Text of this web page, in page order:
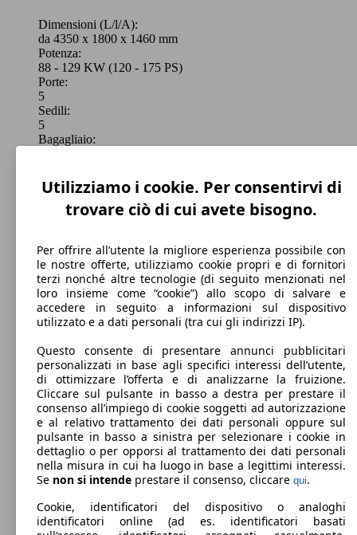
Benzina
Model Version
Giulietta 1.4 t. B-Tech 120cv my18
88 KW
(120 PS)
Ø
l/
Giulietta 1.4 t. Carbon Edition 120cv
88 KW
(120 PS)
Ø
l/
Giulietta 1.4 t. Giulietta 120cv
(120 PS) l/
Dimensioni (L/l/A):
da 4350 x 1800 x 1460 mm
Potenza:
88 - 129 KW (120 - 175 PS)
Porte:
5
Sedili:
5
Bagagliaio:
0 - 1300 kg
Mostra versioni
Utilizziamo i cookie. Per consentirvi di
trovare ciò di cui avete bisogno.
Per offrire all’utente la migliore esperienza possibile con
le nostre offerte, utilizziamo cookie propri e di fornitori
terzi nonché altre tecnologie (di seguito menzionati nel
loro insieme come “cookie”) allo scopo di salvare e
accedere in seguito a informazioni sul dispositivo
utilizzato e a dati personali (tra cui gli indirizzi IP).
Questo consente di presentare annunci pubblicitari
personalizzati in base agli specifici interessi dell’utente,
di ottimizzare l’offerta e di analizzarne la fruizione.
Cliccare sul pulsante in basso a destra per prestare il
consenso all’impiego di cookie soggetti ad autorizzazione
e al relativo trattamento dei dati personali oppure sul
pulsante in basso a sinistra per selezionare i cookie in
dettaglio o per opporsi al trattamento dei dati personali
nella misura in cui ha luogo in base a legittimi interessi.
Se non si intende prestare il consenso, cliccare qui.
Cookie, identificatori del dispositivo o analoghi
identificatori online (ad es. identificatori basati